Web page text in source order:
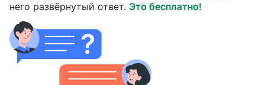
него развёрнутый ответ. Это бесплатно!